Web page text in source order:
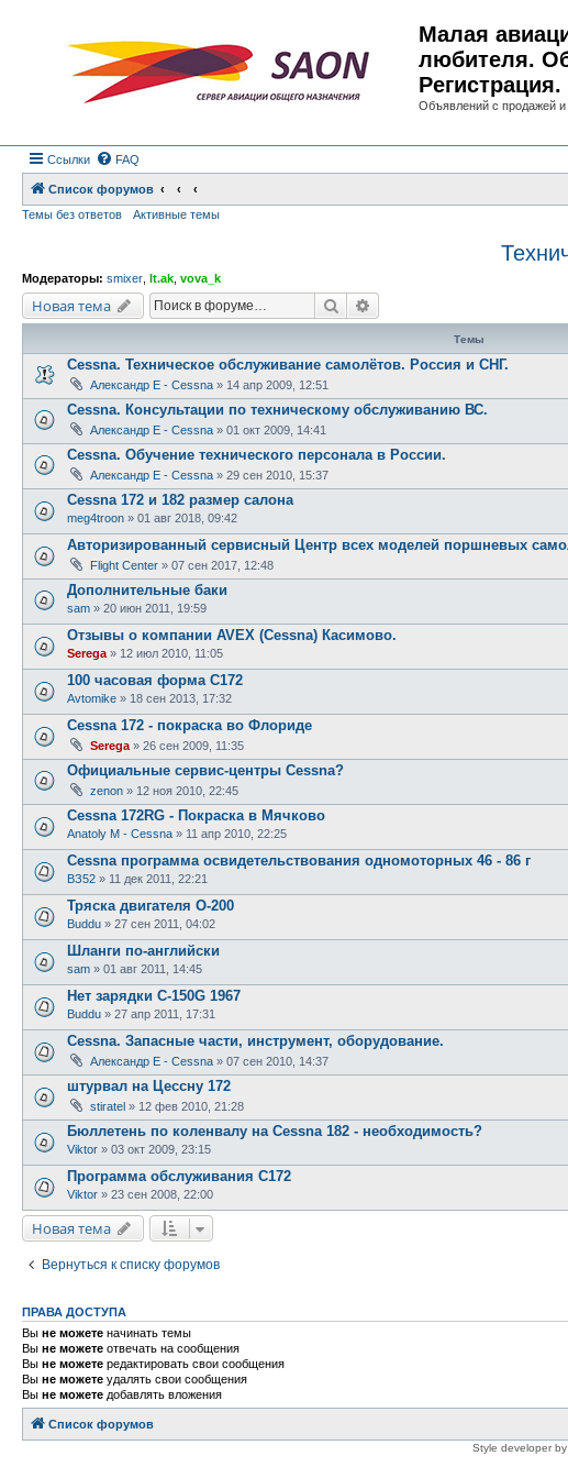
Малая
любителя.
Регистрация.
Объявлений с продажей
Ссылки FAQ
Список форумов
Темы без ответов
Активные темы
Модераторы: smixer lt.ak vova_k
Новая тема Поиск
Темы
Cessna. Техническое обслуживание самолётов. Россия и СНГ.
Александр E - Cessna » 14 апр 2009, 12:51
Cessna. Консультации по техническому обслуживанию ВС.
Александр E - Cessna » 01 окт 2009, 14:41
Cessna. Обучение технического персонала в России.
Александр E - Cessna » 29 сен 2010, 15:37
Cessna 172 и 182 размер салона
meg4troon » 01 авг 2018, 09:42
Авторизированный сервисный Центр всех моделей поршневых
Flight Center » 07 сен 2017, 12:48
Дополнительные баки
sam » 20 июн 2011, 19:59
Отзывы о компании AVEX (Cessna) Касимово.
Serega » 12 июл 2010, 11:05
100 часовая форма С172
Avtomike » 18 сен 2013, 17:32
Cessna 172 - покраска во Флориде
Serega » 26 сен 2009, 11:35
Официальные сервис-центры Cessna?
zenon » 12 ноя 2010, 22:45
Cessna 172RG - Покраска в Мячково
Anatoly M - Cessna » 11 апр 2010, 22:25
Cessna программа освидетельствования одномоторных 46 - 86 г
ВЗ52 » 11 дек 2011, 22:21
Тряска двигателя О-200
Buddu » 27 сен 2011, 04:02
Шланги по-английски
sam » 01 авг 2011, 14:45
Нет зарядки С-150G 1967
Buddu » 27 апр 2011, 17:31
Cessna. Запасные части, инструмент, оборудование.
Александр E - Cessna » 07 сен 2010, 14:37
штурвал на Цессну 172
stiratel » 12 фев 2010, 21:28
Бюллетень по коленвалу на Cessna 182 - необходимость?
Viktor » 03 окт 2009, 23:15
Программа обслуживания С172
Viktor » 23 сен 2008, 22:00
Новая тема
Вернуться к списку форумов
ПРАВА ДОСТУПА
Вы не можете начинать темы
Вы не можете отвечать на сообщения
Вы не можете редактировать свои сообщения
Вы не можете удалять свои сообщения
Вы не можете добавлять вложения
Список форумов
Style developer by